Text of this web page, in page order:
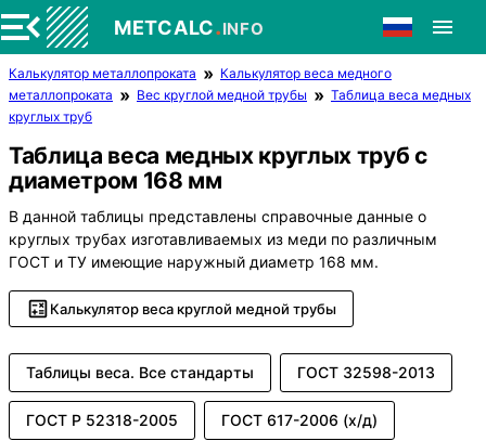
METCALC.INFO
Калькулятор металлопроката
Калькулятор веса медного
металлопроката
Вес круглой медной трубы
Таблица веса медных
круглых труб
Таблица веса медных круглых труб с
диаметром 168 мм
В данной таблицы представлены справочные данные о
круглых трубах изготавливаемых из меди по различным
ГОСТ и ТУ имеющие наружный диаметр 168 мм.
Калькулятор веса круглой медной трубы
Таблицы веса. Все стандарты ГОСТ 32598-2013
ГОСТ Р 52318-2005 ГОСТ 617-2006 (х/д)